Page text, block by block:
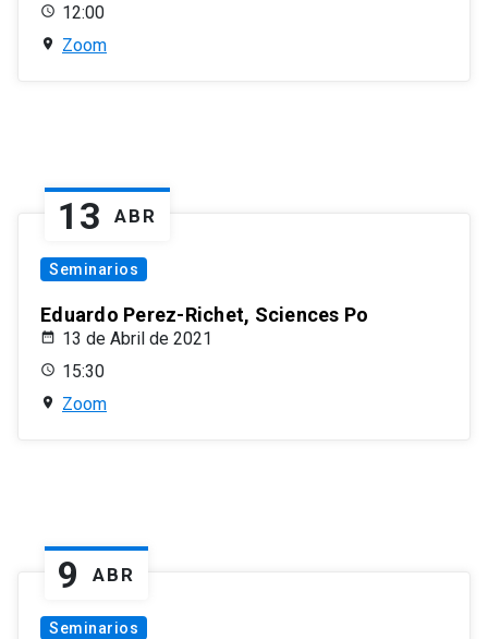
12:00
Zoom
13 ABR
Seminarios
Eduardo Perez-Richet, Sciences Po
13 de Abril de 2021
15:30
Zoom
9 ABR
Seminarios